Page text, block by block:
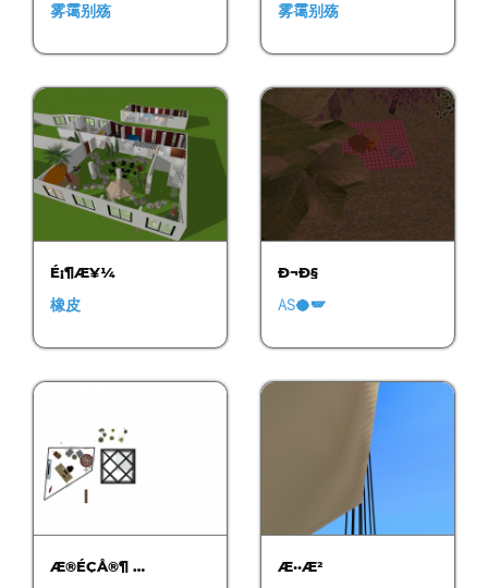
雾霭别殇
雾霭别殇
É¡¶Æ¥¼
橡皮
Ð¬Ð§
AS🥥🪽
Æ®ÉÇÅ®¶ …
Æ··Æ²